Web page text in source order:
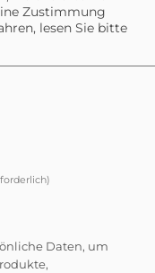
auf die
senden
Zustimmung
lesen Sie bitte
Daten, um